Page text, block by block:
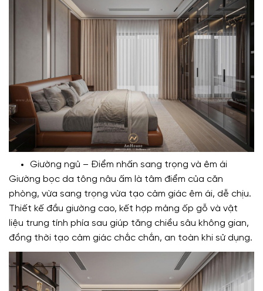
Giường ngủ – Điểm nhấn sang trọng và êm ái
Giường bọc da tông nâu ấm là tâm điểm của căn
phòng, vừa sang trọng vừa tạo cảm giác êm ái, dễ chịu.
Thiết kế đầu giường cao, kết hợp mảng ốp gỗ và vật
liệu trung tính phía sau giúp tăng chiều sâu không gian,
đồng thời tạo cảm giác chắc chắn, an toàn khi sử dụng.